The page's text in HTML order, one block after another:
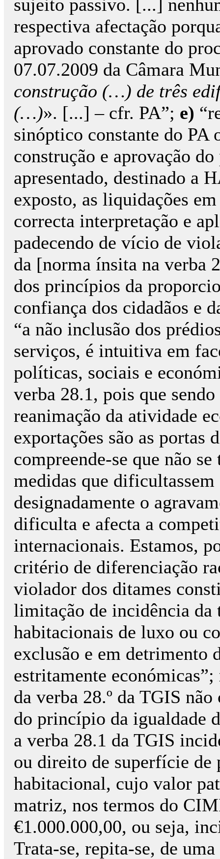
sujeito passivo. [...]
respectiva afectação
aprovado constante do
07.07.2009 da Câmara
construção (…) de três
(…)». [...] – cfr. PA”; e)
sinóptico constante do PA
construção e aprovação
apresentado, destinado a
exposto, as liquidações
correcta interpretação e
padecendo de vício de
da [norma ínsita na verba
dos princípios da
confiança dos cidadãos e
“a não inclusão dos
serviços, é intuitiva em
políticas, sociais e
verba 28.1, pois que
reanimação da atividade
exportações são as portas
compreende-se que não
medidas que
designadamente o
dificulta e afecta a
internacionais. Estamos,
critério de diferenciação
violador dos ditames
limitação de incidência da
habitacionais de luxo ou
exclusão e em detrimento
estritamente económicas”;
da verba 28.º da TGIS
do princípio da igualdade
a verba 28.1 da TGIS
ou direito de superfície de
habitacional, cujo valor
matriz, nos termos do
€1.000.000,00, ou seja,
Trata-se, repita-se, de